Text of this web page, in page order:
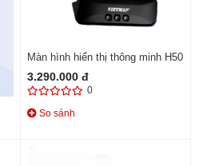
Màn hình hiển thị thông minh H50
3.290.000 đ
0
So sánh